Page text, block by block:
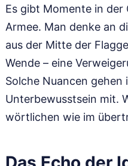
Es gibt Momente in der
Armee. Man denke an
aus der Mitte der
Wende – eine
Solche Nuancen
Unterbewusstsein mit.
wörtlichen wie im